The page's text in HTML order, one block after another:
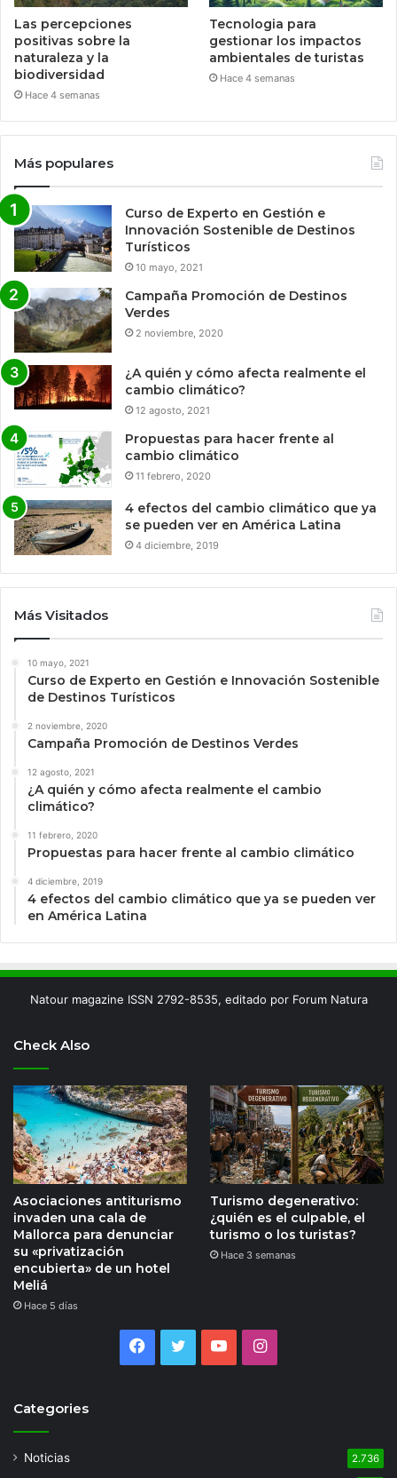
Las percepciones
positivas sobre la
naturaleza y la
biodiversidad
Hace 4 semanas
Tecnologia para
gestionar los impactos
ambientales de turistas
Hace 4 semanas
Más populares
Curso de Experto en Gestión e
Innovación Sostenible de Destinos
Turísticos
10 mayo, 2021
Campaña Promoción de Destinos
Verdes
2 noviembre, 2020
¿A quién y cómo afecta realmente el
cambio climático?
12 agosto, 2021
Propuestas para hacer frente al
cambio climático
11 febrero, 2020
4 efectos del cambio climático que ya
se pueden ver en América Latina
4 diciembre, 2019
Más Visitados
10 mayo, 2021
Curso de Experto en Gestión e Innovación Sostenible
de Destinos Turísticos
2 noviembre, 2020
Campaña Promoción de Destinos Verdes
12 agosto, 2021
¿A quién y cómo afecta realmente el cambio
climático?
11 febrero, 2020
Propuestas para hacer frente al cambio climático
4 diciembre, 2019
4 efectos del cambio climático que ya se pueden ver
en América Latina
Natour magazine ISSN 2792-8535, editado por Forum Natura
Check Also
Asociaciones antiturismo
invaden una cala de
Mallorca para denunciar
su «privatización
encubierta» de un hotel
Meliá
Hace 5 días
Turismo degenerativo:
¿quién es el culpable, el
turismo o los turistas?
Hace 3 semanas
Facebook
TwitterYouTubeInstagram
Categories
Noticias 2.736